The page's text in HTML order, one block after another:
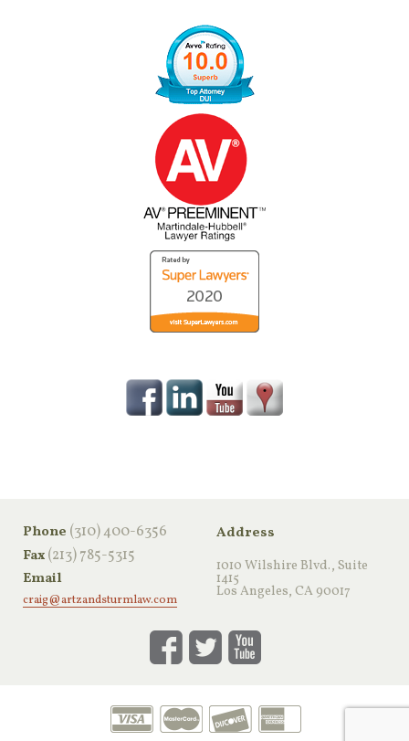
Phone ‪(310) 400-6356‬
Fax(213) 785-5315
Email
craig@artzandsturmlaw.com
Address
1010 Wilshire Blvd., Suite
1415
Los Angeles, CA 90017